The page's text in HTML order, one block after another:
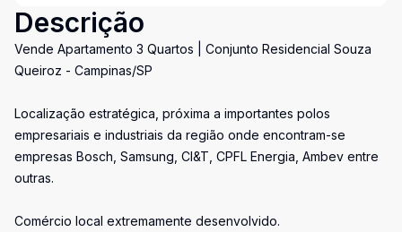
Descrição
Vende Apartamento 3 Quartos | Conjunto Residencial Souza
Queiroz - Campinas/SP
Localização estratégica, próxima a importantes polos
empresariais e industriais da região onde encontram-se
empresas Bosch, Samsung, CI&T, CPFL Energia, Ambev entre
outras.
Comércio local extremamente desenvolvido.